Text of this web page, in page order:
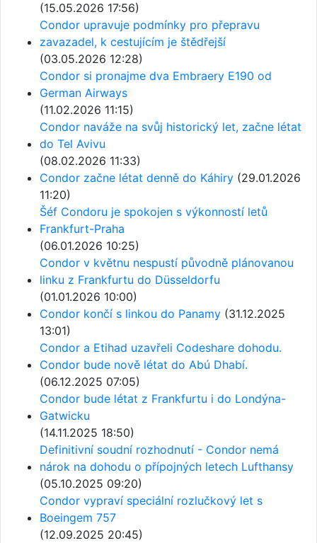
(15.05.2026 17:56)
Condor upravuje podmínky pro přepravu
zavazadel, k cestujícím je štědřejší
(03.05.2026 12:28)
Condor si pronajme dva Embraery E190 od
German Airways
(11.02.2026 11:15)
Condor naváže na svůj historický let, začne létat
do Tel Avivu
(08.02.2026 11:33)
Condor začne létat denně do Káhiry (29.01.2026
11:20)
Šéf Condoru je spokojen s výkonností letů
Frankfurt-Praha
(06.01.2026 10:25)
Condor v květnu nespustí původně plánovanou
linku z Frankfurtu do Düsseldorfu
(01.01.2026 10:00)
Condor končí s linkou do Panamy (31.12.2025
13:01)
Condor a Etihad uzavřeli Codeshare dohodu.
Condor bude nově létat do Abú Dhabí.
(06.12.2025 07:05)
Condor bude létat z Frankfurtu i do Londýna-
Gatwicku
(14.11.2025 18:50)
Definitivní soudní rozhodnutí - Condor nemá
nárok na dohodu o přípojných letech Lufthansy
(05.10.2025 09:20)
Condor vypraví speciální rozlučkový let s
Boeingem 757
(12.09.2025 20:45)